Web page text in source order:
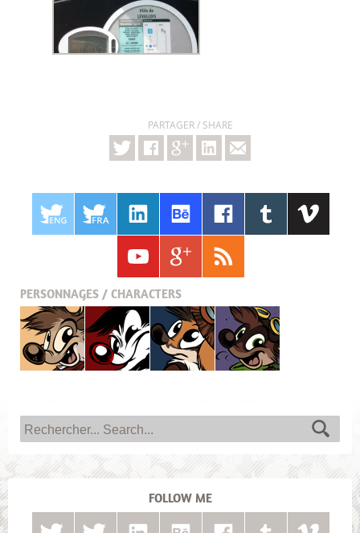
PARTAGER / SHARE
PERSONNAGES / CHARACTERS
Titash Pistash Pucky Krabouille
FOLLOW ME